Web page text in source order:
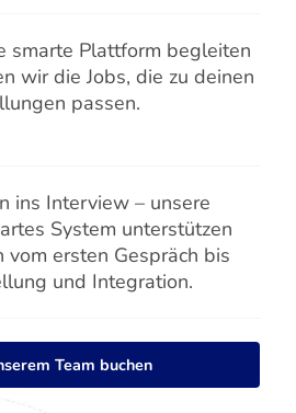
smarte Plattform begleiten
wir die Jobs, die zu deinen
passen.
ins Interview – unsere
System unterstützen
ersten Gespräch bis
und Integration.
Team buchen